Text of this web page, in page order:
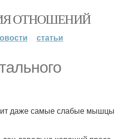
ОТНОШЕНИЙ
статьи
даже самые слабые мышцы